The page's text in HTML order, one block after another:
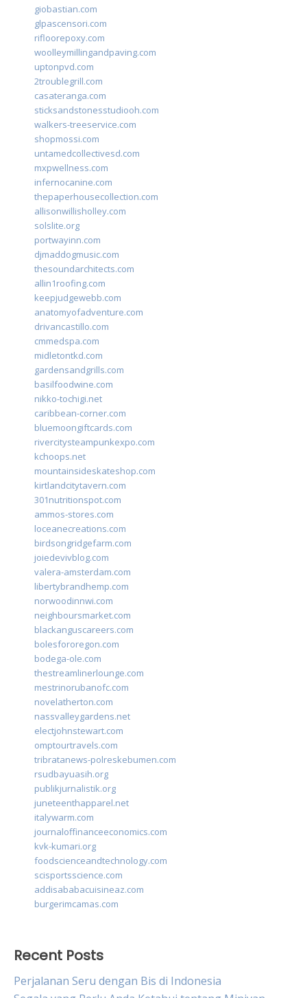
giobastian.com
glpascensori.com
rifloorepoxy.com
woolleymillingandpaving.com
uptonpvd.com
2troublegrill.com
casateranga.com
sticksandstonesstudiooh.com
walkers-treeservice.com
shopmossi.com
untamedcollectivesd.com
mxpwellness.com
infernocanine.com
thepaperhousecollection.com
allisonwillisholley.com
solslite.org
portwayinn.com
djmaddogmusic.com
thesoundarchitects.com
allin1roofing.com
keepjudgewebb.com
anatomyofadventure.com
drivancastillo.com
cmmedspa.com
midletontkd.com
gardensandgrills.com
basilfoodwine.com
nikko-tochigi.net
caribbean-corner.com
bluemoongiftcards.com
rivercitysteampunkexpo.com
kchoops.net
mountainsideskateshop.com
kirtlandcitytavern.com
301nutritionspot.com
ammos-stores.com
loceanecreations.com
birdsongridgefarm.com
joiedevivblog.com
valera-amsterdam.com
libertybrandhemp.com
norwoodinnwi.com
neighboursmarket.com
blackanguscareers.com
bolesfororegon.com
bodega-ole.com
thestreamlinerlounge.com
mestrinorubanofc.com
novelatherton.com
nassvalleygardens.net
electjohnstewart.com
omptourtravels.com
tribratanews-polreskebumen.com
rsudbayuasih.org
publikjurnalistik.org
juneteenthapparel.net
italywarm.com
journaloffinanceeconomics.com
kvk-kumari.org
foodscienceandtechnology.com
scisportsscience.com
addisababacuisineaz.com
burgerimcamas.com
Recent Posts
Perjalanan Seru dengan Bis di Indonesia